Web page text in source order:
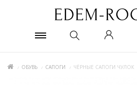
ОБУВЬ САПОГИ ЧЁРНЫЕ САПОГИ ЧУЛОК